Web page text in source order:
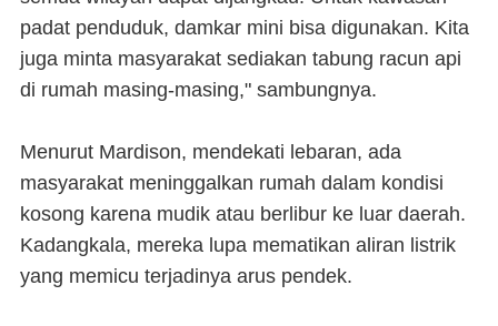
padat penduduk, damkar mini bisa digunakan. Kita
juga minta masyarakat sediakan tabung racun api
di rumah masing-masing," sambungnya.
Menurut Mardison, mendekati lebaran, ada
masyarakat meninggalkan rumah dalam kondisi
kosong karena mudik atau berlibur ke luar daerah.
Kadangkala, mereka lupa mematikan aliran listrik
yang memicu terjadinya arus pendek.